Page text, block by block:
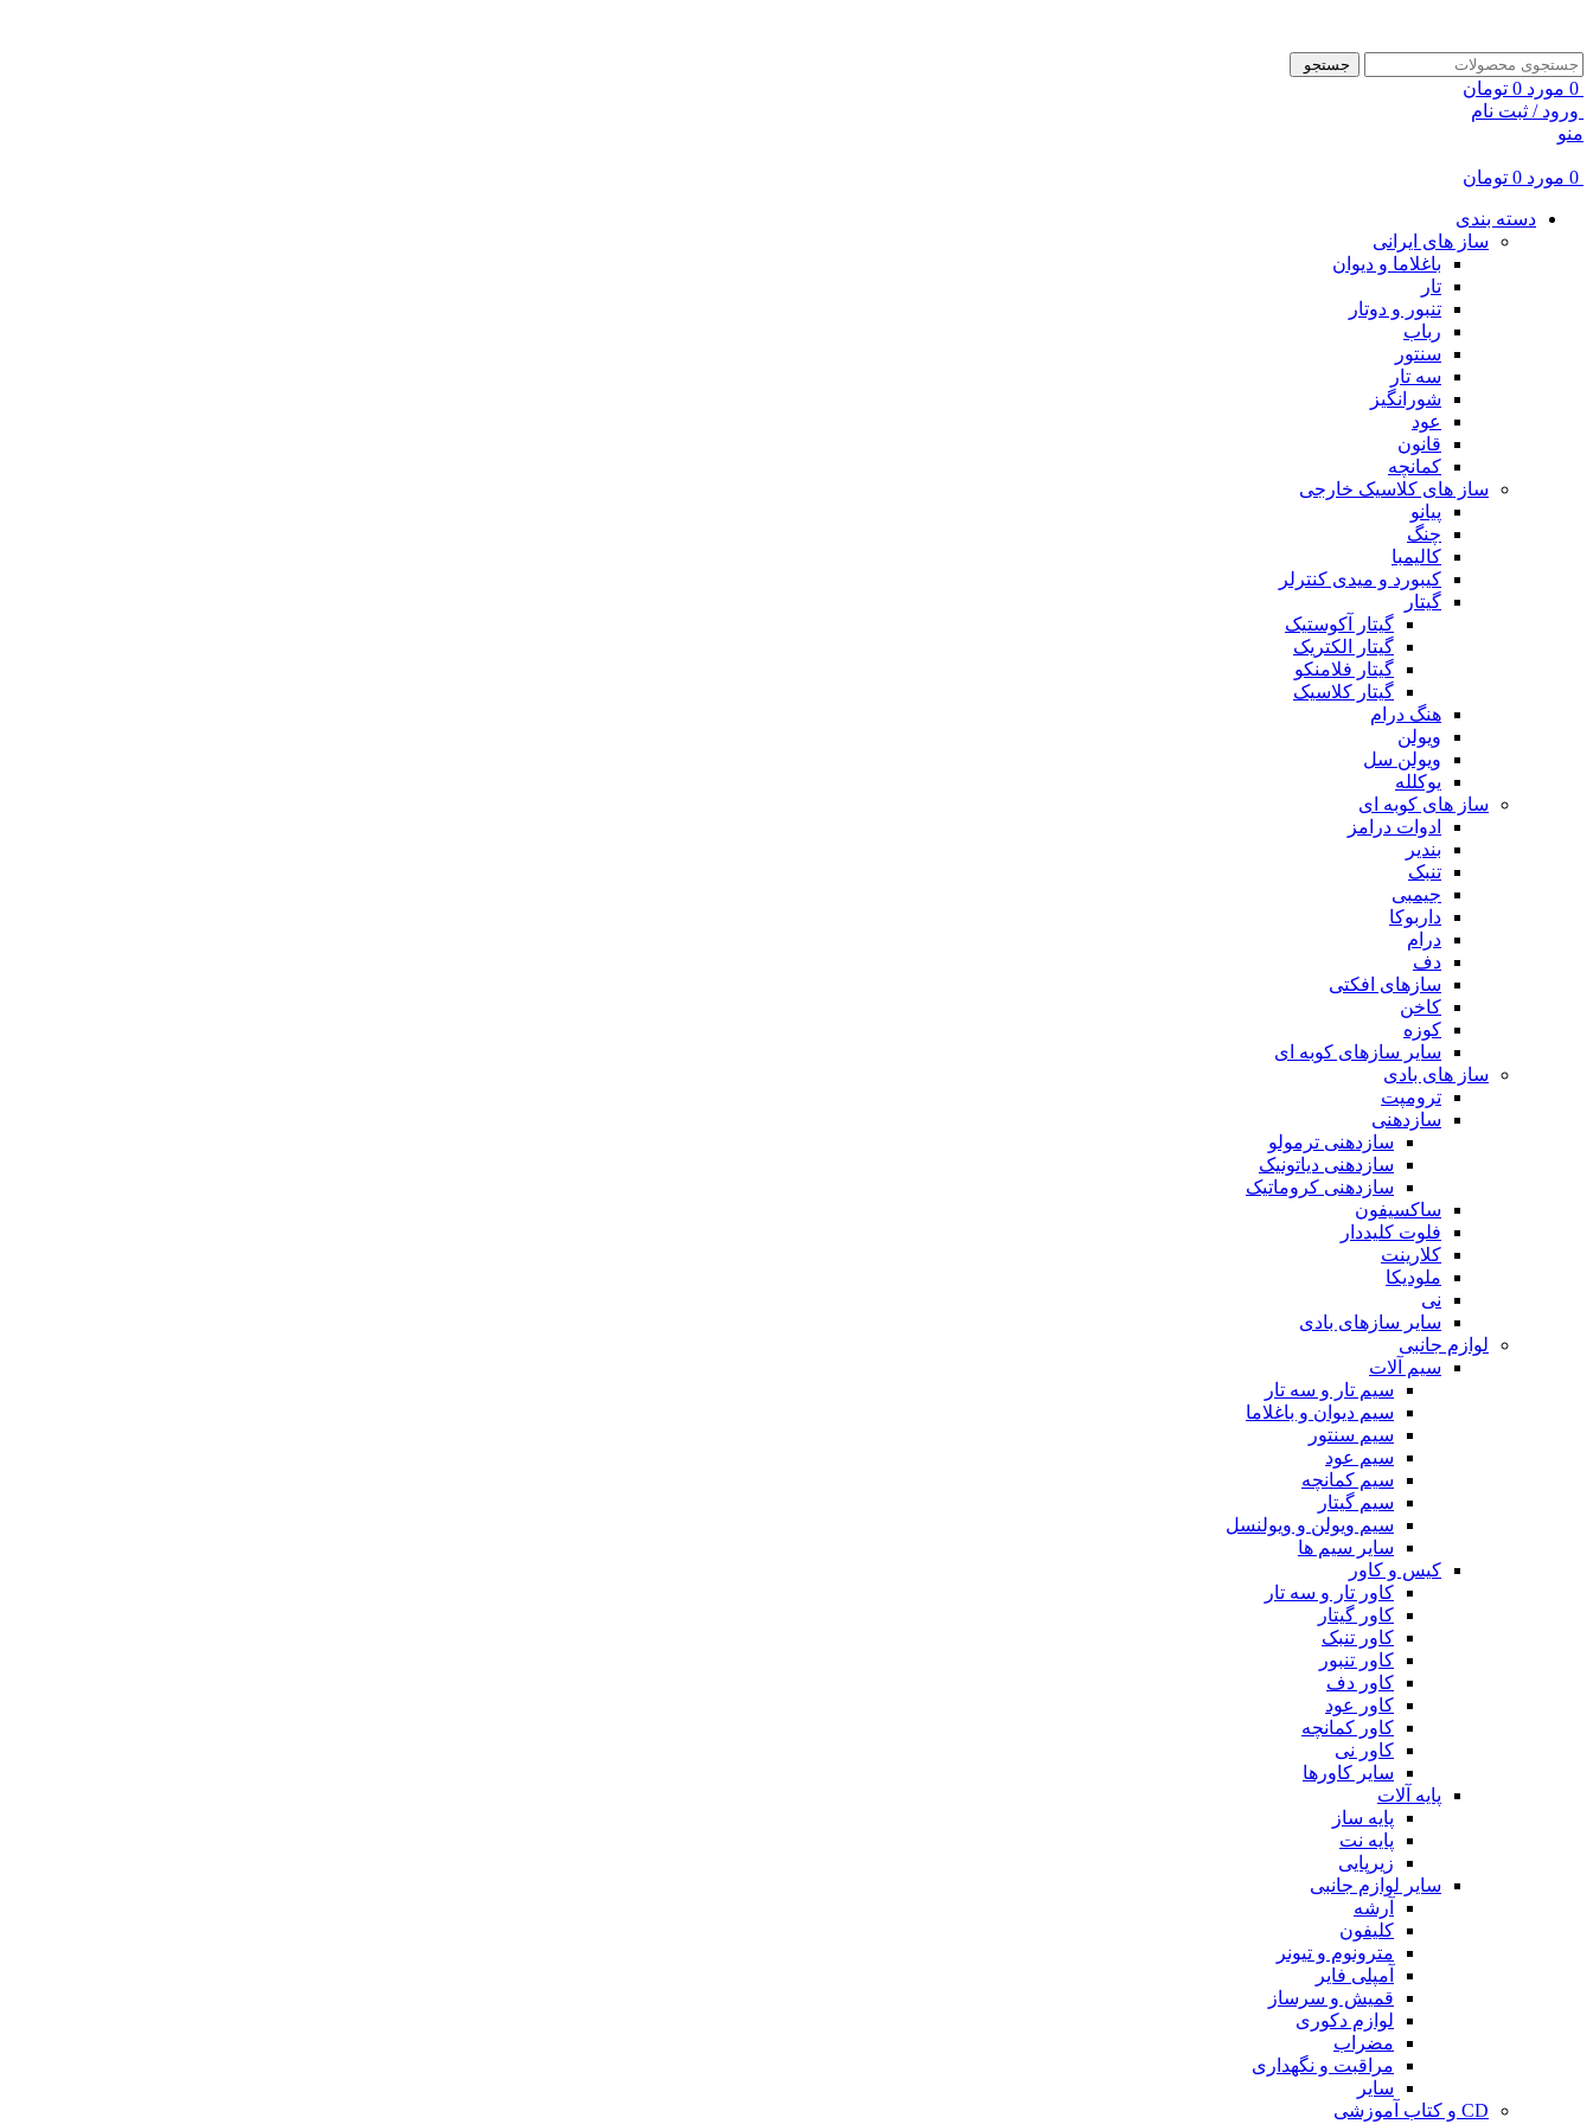
جستجو
0 مورد 0 تومان
ورود / ثبت نام
منو
0 مورد 0 تومان
دسته بندی
ساز های ایرانی
باغلاما و دیوان
تار
تنبور و دوتار
رباب
سنتور
سه تار
شورانگیز
عود
قانون
کمانچه
ساز های کلاسیک خارجی
پیانو
چنگ
کالیمبا
کیبورد و میدی کنترلر
گیتار
گیتار آکوستیک
گیتار الکتریک
گیتار فلامنکو
گیتار کلاسیک
هنگ درام
ویولن
ویولن سل
یوکلله
ساز های کوبه ای
ادوات درامز
بندیر
تنبک
جیمبی
داربوکا
درام
دف
سازهای افکتی
کاخن
کوزه
سایر سازهای کوبه ای
ساز های بادی
ترومپت
سازدهنی
سازدهنی ترمولو
سازدهنی دیاتونیک
سازدهنی کروماتیک
ساکسیفون
فلوت کلیددار
کلارینت
ملودیکا
نی
سایر سازهای بادی
لوازم جانبی
سیم آلات
سیم تار و سه تار
سیم دیوان و باغلاما
سیم سنتور
سیم عود
سیم کمانچه
سیم گیتار
سیم ویولن و ویولنسل
سایر سیم ها
کیس و کاور
کاور تار و سه تار
کاور گیتار
کاور تنبک
کاور تنبور
کاور دف
کاور عود
کاور کمانچه
کاور نی
سایر کاورها
پایه آلات
پایه ساز
پایه نت
زیرپایی
سایر لوازم جانبی
آرشه
کلیفون
مترونوم و تیونر
آمپلی فایر
قمیش و سرساز
لوازم دکوری
مضراب
مراقبت و نگهداری
سایر
CD و کتاب آموزشی